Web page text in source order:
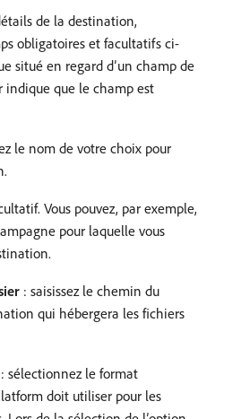
de la destination,
obligatoires et facultatifs ci-
situé en regard d’un champ de
indique que le champ est
le nom de votre choix pour
Vous pouvez, par exemple,
pour laquelle vous
: saisissez le chemin du
qui hébergera les fichiers
: sélectionnez le format
doit utiliser pour les